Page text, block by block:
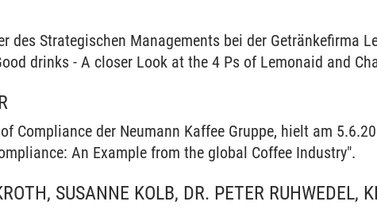
des Strategischen Managements bei der Getränkefirma
drinks - A closer Look at the 4 Ps of Lemonaid and
Compliance der Neumann Kaffee Gruppe, hielt am
An Example from the global Coffee Industry".
SUSANNE KOLB, DR. PETER RUHWEDEL,